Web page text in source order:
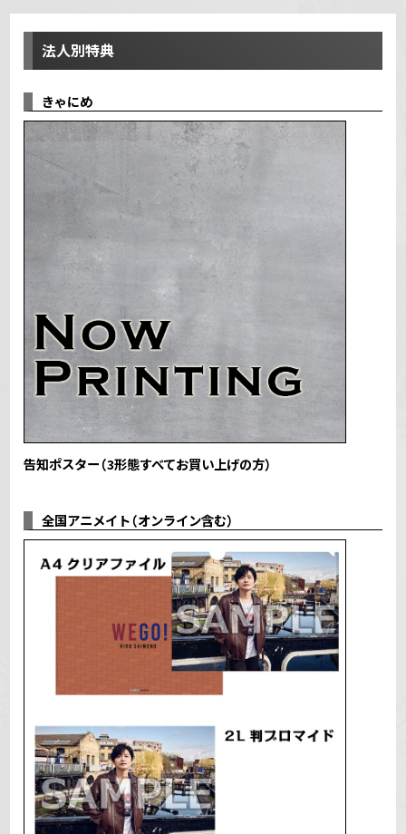
法人別特典
きゃにめ
告知ポスター（3形態すべてお買い上げの方）
全国アニメイト（オンライン含む）